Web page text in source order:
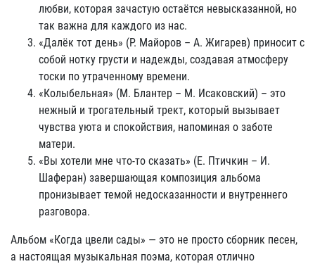
любви, которая зачастую остаётся невысказанной, но
так важна для каждого из нас.
«Далёк тот день» (Р. Майоров – А. Жигарев) приносит с
собой нотку грусти и надежды, создавая атмосферу
тоски по утраченному времени.
«Колыбельная» (М. Блантер – М. Исаковский) – это
нежный и трогательный трект, который вызывает
чувства уюта и спокойствия, напоминая о заботе
матери.
«Вы хотели мне что-то сказать» (Е. Птичкин – И.
Шаферан) завершающая композиция альбома
пронизывает темой недосказанности и внутреннего
разговора.
Альбом «Когда цвели сады» — это не просто сборник песен,
а настоящая музыкальная поэма, которая отлично